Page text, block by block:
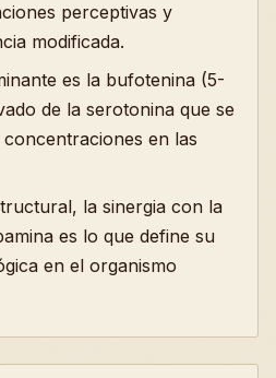
perceptivas y
modificada.
es la bufotenina (5-
de la serotonina que se
en las
la sinergia con la
es lo que define su
en el organismo